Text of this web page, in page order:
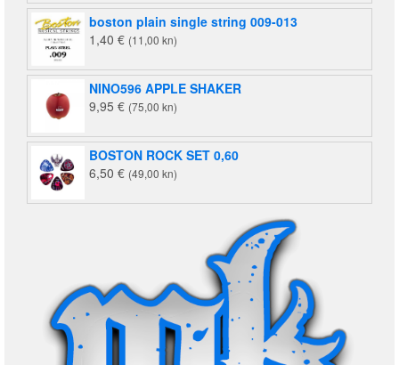
boston plain single string 009-013
1,40 € (11,00 kn)
NINO596 APPLE SHAKER
9,95 € (75,00 kn)
BOSTON ROCK SET 0,60
6,50 € (49,00 kn)